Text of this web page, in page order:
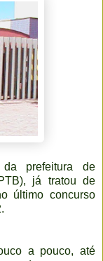
prefeitura de
já tratou de
último concurso
a pouco, até